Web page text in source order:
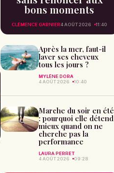
bons moments
CLÉMENCE GARNIER4 AOÛT 2026 11:40
Après la mer, faut-il
laver ses cheveux
tous les jours ?
MYLÈNE DORA
4 AOÛT 2026
10:40
Marche du soir en été
: pourquoi elle détend
mieux quand on ne
cherche pas la
performance
LAURA PERRET
4 AOÛT 2026
09:28